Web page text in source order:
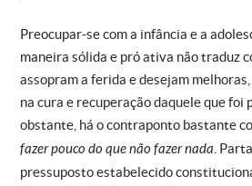
Preocupar-se com a infância e a
maneira sólida e pró ativa não traduz
assopram a ferida e desejam
na cura e recuperação daquele que foi
obstante, há o contraponto bastante
fazer pouco do que não fazer nada .
pressuposto estabelecido